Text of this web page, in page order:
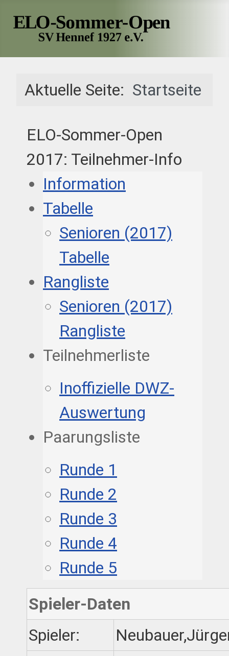
Aktuelle Seite: Startseite
ELO-Sommer-Open
2017: Teilnehmer-Info
Information
Tabelle
Senioren (2017)
Tabelle
Rangliste
Senioren (2017)
Rangliste
Teilnehmerliste
Inoffizielle DWZ-
Auswertung
Paarungsliste
Runde 1
Runde 2
Runde 3
Runde 4
Runde 5
Spieler-Daten
Spieler: